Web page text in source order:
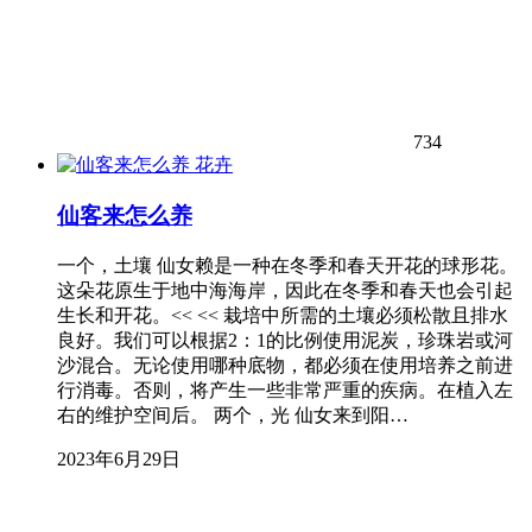
734
花卉
仙客来怎么养
一个，土壤 仙女赖是一种在冬季和春天开花的球形花。
这朵花原生于地中海海岸，因此在冬季和春天也会引起
生长和开花。<< << 栽培中所需的土壤必须松散且排水
良好。我们可以根据2：1的比例使用泥炭，珍珠岩或河
沙混合。无论使用哪种底物，都必须在使用培养之前进
行消毒。否则，将产生一些非常严重的疾病。在植入左
右的维护空间后。 两个，光 仙女来到阳…
2023年6月29日